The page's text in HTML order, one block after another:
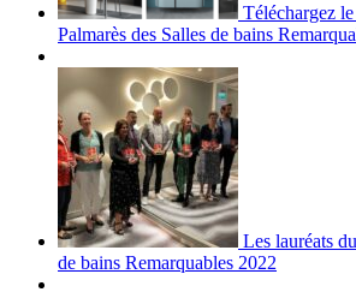
Téléchargez
Palmarès des Salles de bains
Les lauréats
de bains Remarquables 2022